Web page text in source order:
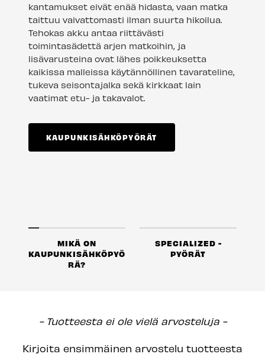
kantamukset eivät enää hidasta, vaan matka
taittuu vaivattomasti ilman suurta hikoilua.
Tehokas akku antaa riittävästi
toimintasädettä arjen matkoihin, ja
lisävarusteina ovat lähes poikkeuksetta
kaikissa malleissa käytännöllinen tavarateline,
tukeva seisontajalka sekä kirkkaat lain
vaatimat etu- ja takavalot.
KAUPUNKISÄHKÖPYÖRÄT
MIKÄ ON
KAUPUNKISÄHKÖPYÖ
RÄ?
SPECIALIZED -
PYÖRÄT
- Tuotteesta ei ole vielä arvosteluja -
Kirjoita ensimmäinen arvostelu tuotteesta
New content loaded